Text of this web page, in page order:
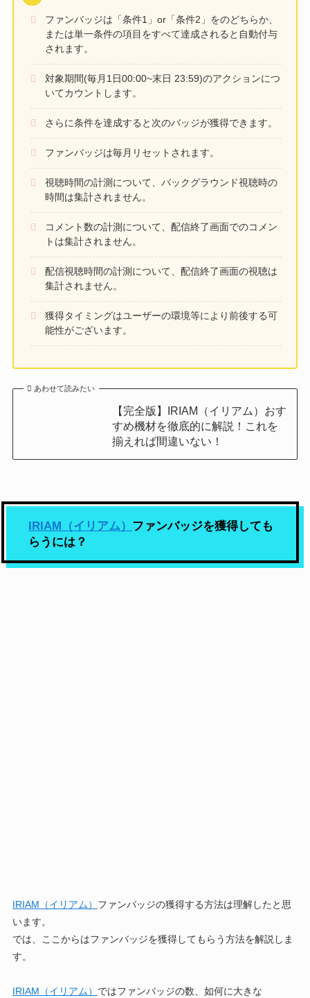
ファンバッジは「条件1」or「条件2」をのどちらか、
または単一条件の項目をすべて達成されると自動付与
されます。
対象期間(毎月1日00:00~末日 23:59)のアクションにつ
いてカウントします。
さらに条件を達成すると次のバッジが獲得できます。
ファンバッジは毎月リセットされます。
視聴時間の計測について、バックグラウンド視聴時の
時間は集計されません。
コメント数の計測について、配信終了画面でのコメン
トは集計されません。
配信視聴時間の計測について、配信終了画面の視聴は
集計されません。
獲得タイミングはユーザーの環境等により前後する可
能性がございます。
あわせて読みたい
【完全版】IRIAM（イリアム）おす
すめ機材を徹底的に解説！これを
揃えれば間違いない！
IRIAM（イリアム） ファンバッジを獲得しても
らうには？
IRIAM（イリアム） ファンバッジの獲得する方法は理解したと思
います。
では、ここからはファンバッジを獲得してもらう方法を解説しま
す。
IRIAM（イリアム） ではファンバッジの数、如何に大きな